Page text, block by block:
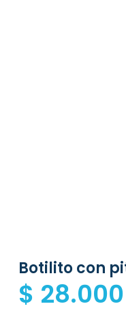
Botilito con
$ 28.000